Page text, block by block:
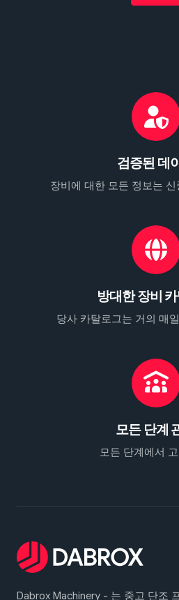
검증된 데
장비에 대한 모든 정보는
방대한 장비
당사 카탈로그는 거의 매
모든 단계
모든 단계에서
Dabrox Machinery - 는 중고 단조